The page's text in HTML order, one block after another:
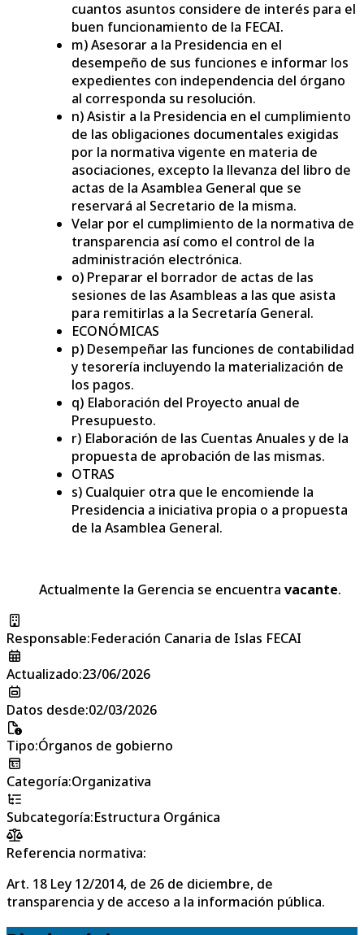
cuantos asuntos considere de interés para el
buen funcionamiento de la FECAI.
m) Asesorar a la Presidencia en el
desempeño de sus funciones e informar los
expedientes con independencia del órgano
al corresponda su resolución.
n) Asistir a la Presidencia en el cumplimiento
de las obligaciones documentales exigidas
por la normativa vigente en materia de
asociaciones, excepto la llevanza del libro de
actas de la Asamblea General que se
reservará al Secretario de la misma.
Velar por el cumplimiento de la normativa de
transparencia así como el control de la
administración electrónica.
o) Preparar el borrador de actas de las
sesiones de las Asambleas a las que asista
para remitirlas a la Secretaría General.
ECONÓMICAS
p) Desempeñar las funciones de contabilidad
y tesorería incluyendo la materialización de
los pagos.
q) Elaboración del Proyecto anual de
Presupuesto.
r) Elaboración de las Cuentas Anuales y de la
propuesta de aprobación de las mismas.
OTRAS
s) Cualquier otra que le encomiende la
Presidencia a iniciativa propia o a propuesta
de la Asamblea General.
Actualmente la Gerencia se encuentra vacante.
Responsable:Federación Canaria de Islas FECAI
Actualizado:23/06/2026
Datos desde:02/03/2026
Tipo:Órganos de gobierno
Categoría:Organizativa
Subcategoría:Estructura Orgánica
Referencia normativa:
Art. 18 Ley 12/2014, de 26 de diciembre, de
transparencia y de acceso a la información pública.